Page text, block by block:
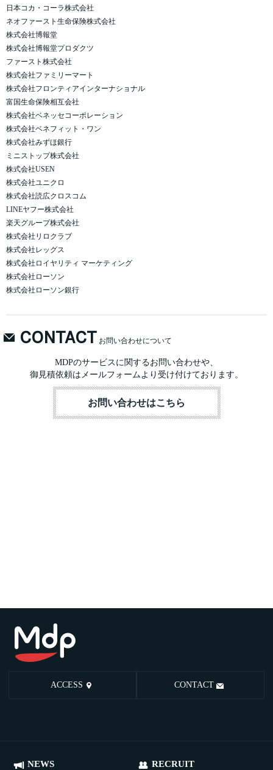
日本コカ・コーラ株式会社
ネオファースト生命保険株式会社
株式会社博報堂
株式会社博報堂プロダクツ
ファースト株式会社
株式会社ファミリーマート
株式会社フロンティアインターナショナル
富国生命保険相互会社
株式会社ベネッセコーポレーション
株式会社ベネフィット・ワン
株式会社みずほ銀行
ミニストップ株式会社
株式会社USEN
株式会社ユニクロ
株式会社読広クロスコム
LINEヤフー株式会社
楽天グループ株式会社
株式会社リロクラブ
株式会社レッグス
株式会社ロイヤリティ マーケティング
株式会社ローソン
株式会社ローソン銀行
CONTACT お問い合わせについて
MDPのサービスに関するお問い合わせや、
御見積依頼はメールフォームより受け付けております。
お問い合わせはこちら
ACCESS CONTACT
NEWS RECRUIT